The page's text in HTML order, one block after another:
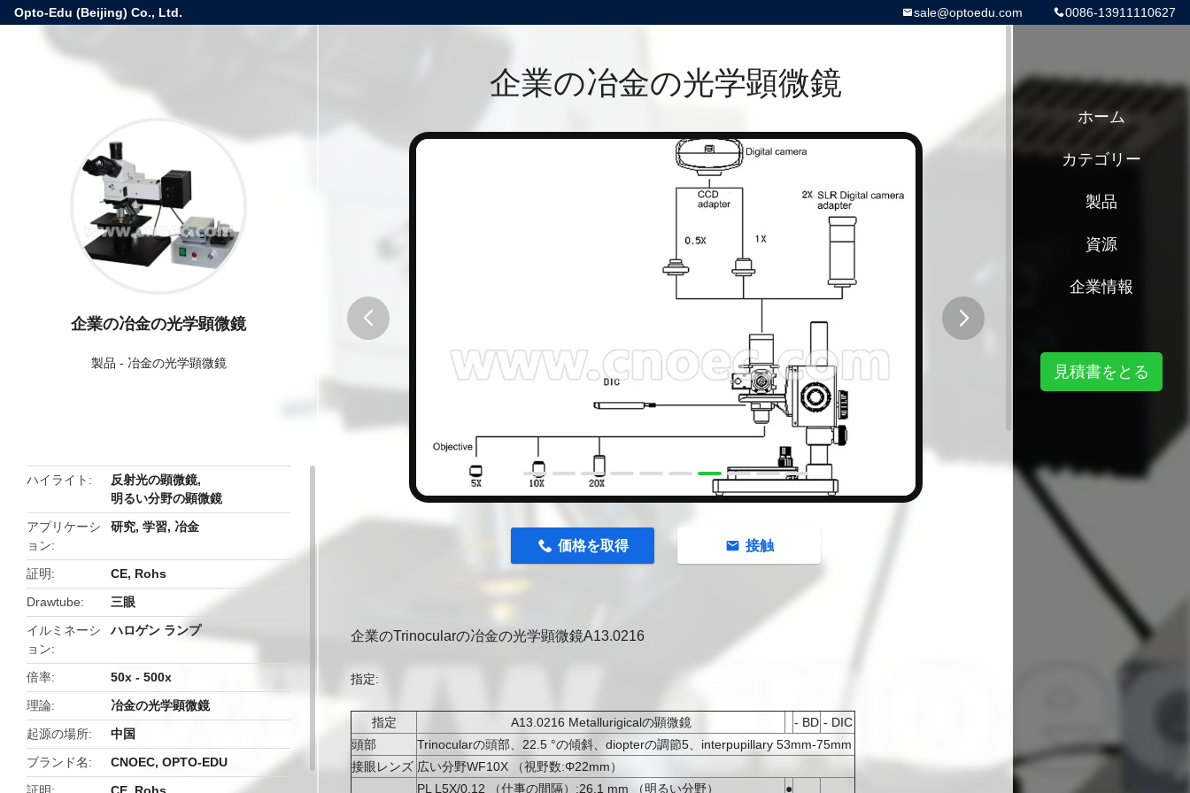
Opto-Edu (Beijing) Co., Ltd. 0086-13911110627
sale@optoedu.com
企業の冶金の光学顕微鏡
製品 - 冶金の光学顕微鏡
ハイライト 反射光の顕微鏡,
明るい分野の顕微鏡
アプリケーシ
ョン
研究, 学習, 冶金
証明
CE, Rohs
Drawtube
三眼
イルミネーシ
ョン
ハロゲン ランプ
倍率
50x - 500x
理論
冶金の光学顕微鏡
起源の場所
中国
ブランド名
CNOEC, OPTO-EDU
企業の冶金の光学顕微鏡
価格を取得 接触
企業のTrinocularの冶金の光学顕微鏡A13.0216
指定:
指定 A13.0216 Metallurigicalの顕微鏡 - BD - DIC
頭部
Trinocularの頭部、22.5 °の傾斜、diopterの調節5、interpupillary 53mm-75mm
接眼レンズ 広い分野WF10X （視野数:Φ22mm）
PL L5X/0.12 （仕事の間隔）:26.1 mm （明るい分野）
●
ホーム
カテゴリー
製品
資源
企業情報
見積書をとる